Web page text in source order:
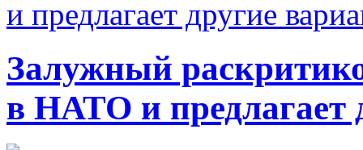
Залужный
в НАТО и предлагает